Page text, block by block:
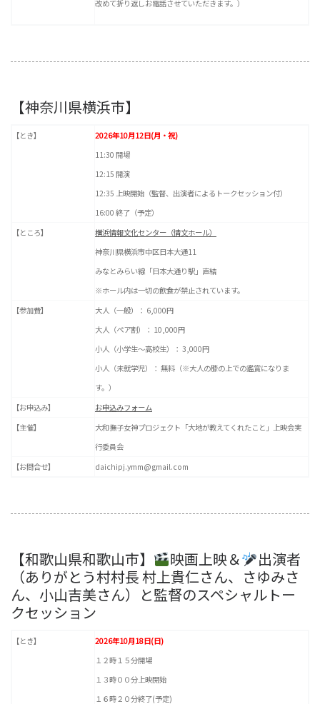
改めて折り返しお電話させていただきます。）
【神奈川県横浜市】
【とき】
2026年10月12日(月・祝)
11:30 開場
12:15 開演
12:35 上映開始（監督、出演者によるトークセッション付）
16:00 終了（予定）
【ところ】
横浜情報文化センター（情文ホール）
神奈川県横浜市中区日本大通11
みなとみらい線「日本大通り駅」直結
※ホール内は一切の飲食が禁止されています。
【参加費】
大人（一般）： 6,000円
大人（ペア割）： 10,000円
小人（小学生〜高校生）： 3,000円
小人（未就学児）： 無料（※大人の膝の上での鑑賞になりま
す。）
【お申込み】
お申込みフォーム
【主催】
大和撫子女神プロジェクト「大地が教えてくれたこと」上映会実
行委員会
【お問合せ】
daichipj.ymm@gmail.com
【和歌山県和歌山市】 映画上映＆
出演者
（ありがとう村村長 村上貴仁さん、さゆみさ
ん、小山吉美さん）と監督のスペシャルトー
クセッション
【とき】
2026年10月18日(日)
１２時１５分開場
１３時００分上映開始
１６時２０分終了(予定)